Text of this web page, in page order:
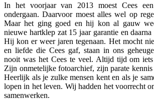
In het voorjaar van 2013 moest Cees
ondergaan. Daarvoor moest alles wel op
Maar het ging goed en hij kon al gauw
nieuwe hartklep zat 15 jaar garantie en
Hij kon er weer jaren tegenaan. Het mocht
en liefde die Cees gaf, staan in ons
nooit was het Cees te veel. Altijd tijd om
Zijn onmetelijke fotoarchief, zijn parate
Heerlijk als je zulke mensen kent en als je
lopen in het leven. Wij hadden het voorrecht
samenwerken.